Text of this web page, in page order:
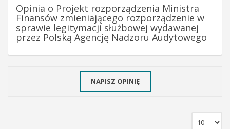
Opinia o Projekt rozporządzenia Ministra
Finansów zmieniającego rozporządzenie w
sprawie legitymacji służbowej wydawanej
przez Polską Agencję Nadzoru Audytowego
NAPISZ OPINIĘ